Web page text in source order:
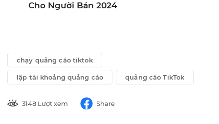
Cho Người Bán 2024
chạy quảng cáo tiktok
lập tài khoảng quảng cáo quảng cáo TikTok
3148 Lượt xem Share